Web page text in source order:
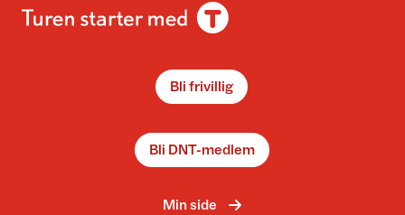
Bli frivillig
Bli DNT-medlem
Min side